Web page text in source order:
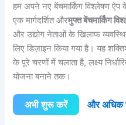
हम अपने नए बेंचमार्किंग विश्लेषण ऐप
एक मार्गदर्शित औरमुफ्त बेंचमार्किंग
और उद्योग नेताओं के खिलाफ
लिए डिज़ाइन किया गया है। यह
के पूरे चरणों में चलाता है, लक्ष्य
योजना बनाने तक।
अभी शुरू करें और अधिक